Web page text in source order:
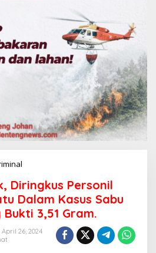
a
E
m
a
k
Diringkus Personil
Dalam Kasus Sabu
3,51 Gram.
April 26, 2024